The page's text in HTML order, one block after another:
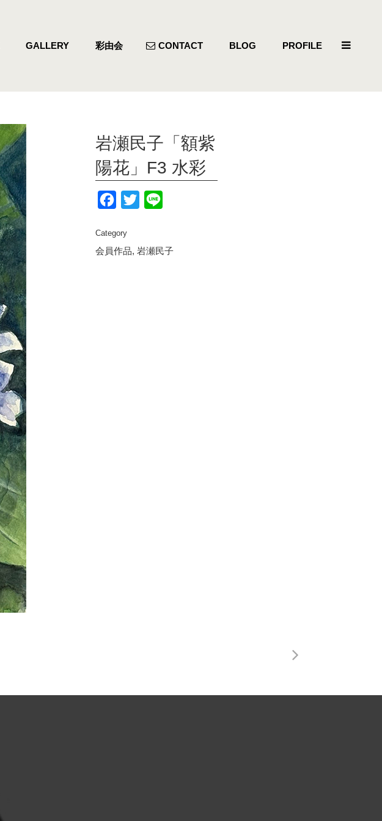
GALLERY 彩由会 CONTACT BLOG PROFILE
岩瀬民子「額紫
陽花」F3 水彩
Facebook
Twitter
Category
会員作品, 岩瀬民子